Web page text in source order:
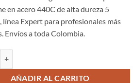
en acero 440C de alta dureza 5
línea Expert para profesionales más
Envíos a toda Colombia.
AÑADIR AL CARRITO